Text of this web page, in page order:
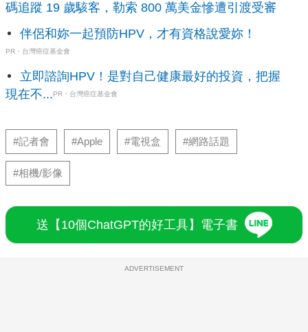
碼追蹤 19 歲駭客，勒索 800 萬美金慘遭引渡受審
伴侶和妳一起預防HPV，才有資格說愛妳！
PR・台灣癌症基金會
立即諮詢HPV！是對自己健康最好的投資，把握
現在不...PR・台灣癌症基金會
#記者會 #Apple #電視盒 #網路話題
#相機/影像
送【10個ChatGPT的好工具】電子書
ADVERTISEMENT